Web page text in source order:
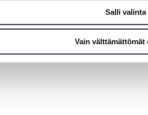
Salli valinta
Vain välttämättömät